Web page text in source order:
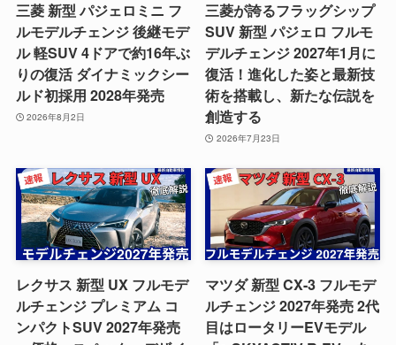
三菱 新型 パジェロミニ フ
ルモデルチェンジ 後継モデ
ル 軽SUV 4ドアで約16年ぶ
りの復活 ダイナミックシー
ルド初採用 2028年発売
2026年8月2日
三菱が誇るフラッグシップ
SUV 新型 パジェロ フルモ
デルチェンジ 2027年1月に
復活！進化した姿と最新技
術を搭載し、新たな伝説を
創造する
2026年7月23日
レクサス 新型 UX フルモデ
ルチェンジ プレミアム コ
ンパクトSUV 2027年発売
マツダ 新型 CX-3 フルモデ
ルチェンジ 2027年発売 2代
目はロータリーEVモデル